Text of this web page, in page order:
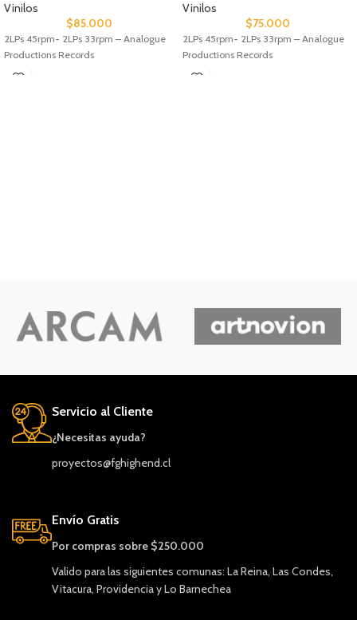
Vinilos
$85.000
2LPs 45rpm- 2LPs 33rpm – Analogue
Productions Records
Vinilos
$75.000
2LPs 45rpm- 2LPs 33rpm – Analogue
Productions Records
Servicio al Cliente
¿Necesitas ayuda?
proyectos@fghighend.cl
Envío Gratis
Por compras sobre $250.000
Valido para las siguientes comunas: La Reina, Las Condes,
Vitacura, Providencia y Lo Barnechea